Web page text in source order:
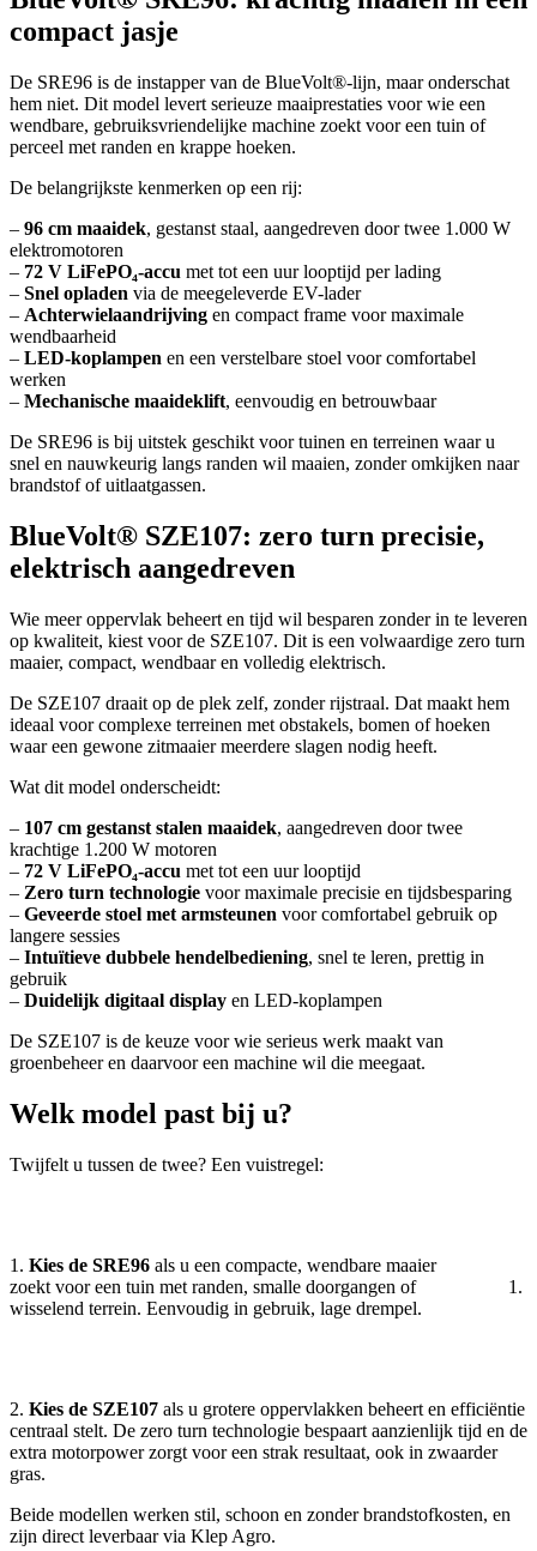
compact jasje
De SRE96 is de instapper van de BlueVolt®-lijn, maar onderschat
hem niet. Dit model levert serieuze maaiprestaties voor wie een
wendbare, gebruiksvriendelijke machine zoekt voor een tuin of
perceel met randen en krappe hoeken.
De belangrijkste kenmerken op een rij:
– 96 cm maaidek, gestanst staal, aangedreven door twee 1.000 W
elektromotoren
– 72 V LiFePO₄-accu met tot een uur looptijd per lading
– Snel opladen via de meegeleverde EV-lader
– Achterwielaandrijving en compact frame voor maximale
wendbaarheid
– LED-koplampen en een verstelbare stoel voor comfortabel
werken
– Mechanische maaideklift, eenvoudig en betrouwbaar
De SRE96 is bij uitstek geschikt voor tuinen en terreinen waar u
snel en nauwkeurig langs randen wil maaien, zonder omkijken naar
brandstof of uitlaatgassen.
BlueVolt® SZE107: zero turn precisie,
elektrisch aangedreven
Wie meer oppervlak beheert en tijd wil besparen zonder in te leveren
op kwaliteit, kiest voor de SZE107. Dit is een volwaardige zero turn
maaier, compact, wendbaar en volledig elektrisch.
De SZE107 draait op de plek zelf, zonder rijstraal. Dat maakt hem
ideaal voor complexe terreinen met obstakels, bomen of hoeken
waar een gewone zitmaaier meerdere slagen nodig heeft.
Wat dit model onderscheidt:
– 107 cm gestanst stalen maaidek, aangedreven door twee
krachtige 1.200 W motoren
– 72 V LiFePO₄-accu met tot een uur looptijd
– Zero turn technologie voor maximale precisie en tijdsbesparing
– Geveerde stoel met armsteunen voor comfortabel gebruik op
langere sessies
– Intuïtieve dubbele hendelbediening, snel te leren, prettig in
gebruik
– Duidelijk digitaal display en LED-koplampen
De SZE107 is de keuze voor wie serieus werk maakt van
groenbeheer en daarvoor een machine wil die meegaat.
Welk model past bij u?
Twijfelt u tussen de twee? Een vuistregel:
1. Kies de SRE96 als u een compacte, wendbare maaier
zoekt voor een tuin met randen, smalle doorgangen of
wisselend terrein. Eenvoudig in gebruik, lage drempel.
2. Kies de SZE107 als u grotere oppervlakken beheert en efficiëntie
centraal stelt. De zero turn technologie bespaart aanzienlijk tijd en de
extra motorpower zorgt voor een strak resultaat, ook in zwaarder
gras.
Beide modellen werken stil, schoon en zonder brandstofkosten, en
zijn direct leverbaar via Klep Agro.